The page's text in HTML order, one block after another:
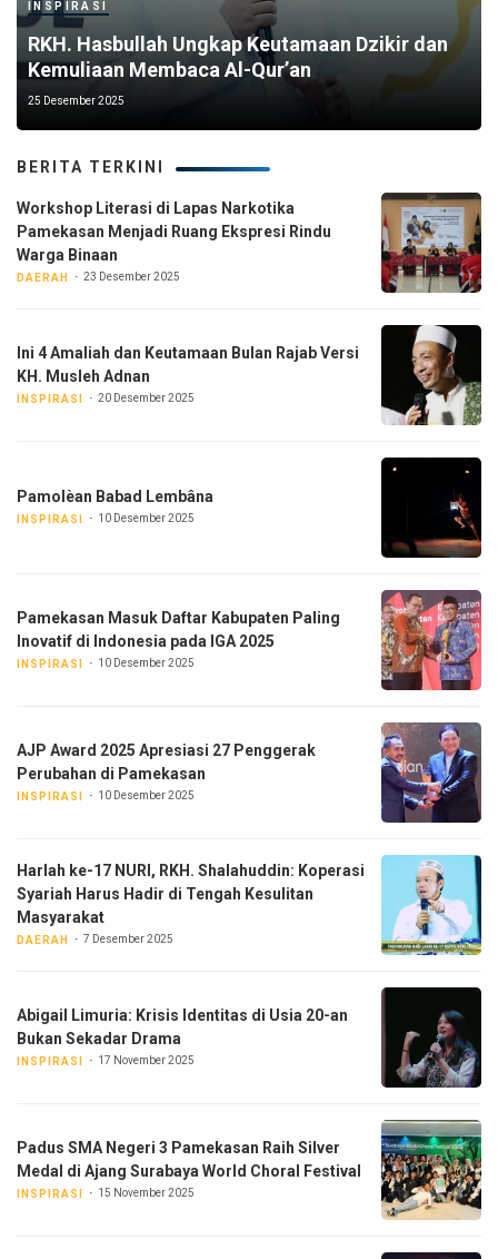
INSPIRASI
RKH. Hasbullah Ungkap Keutamaan Dzikir dan
Kemuliaan Membaca Al-Qur’an
25 Desember 2025
BERITA TERKINI
Workshop Literasi di Lapas Narkotika
Pamekasan Menjadi Ruang Ekspresi Rindu
Warga Binaan
DAERAH 23 Desember 2025
Ini 4 Amaliah dan Keutamaan Bulan Rajab Versi
KH. Musleh Adnan
INSPIRASI 20 Desember 2025
Pamolèan Babad Lembâna
INSPIRASI 10 Desember 2025
Pamekasan Masuk Daftar Kabupaten Paling
Inovatif di Indonesia pada IGA 2025
INSPIRASI 10 Desember 2025
AJP Award 2025 Apresiasi 27 Penggerak
Perubahan di Pamekasan
INSPIRASI 10 Desember 2025
Harlah ke-17 NURI, RKH. Shalahuddin: Koperasi
Syariah Harus Hadir di Tengah Kesulitan
Masyarakat
DAERAH 7 Desember 2025
Abigail Limuria: Krisis Identitas di Usia 20-an
Bukan Sekadar Drama
INSPIRASI 17 November 2025
Padus SMA Negeri 3 Pamekasan Raih Silver
Medal di Ajang Surabaya World Choral Festival
INSPIRASI 15 November 2025